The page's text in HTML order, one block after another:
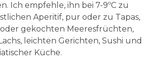
Ich empfehle, ihn bei 7-9ºC zu
Aperitif, pur oder zu Tapas,
gekochten Meeresfrüchten,
leichten Gerichten, Sushi und
Küche.